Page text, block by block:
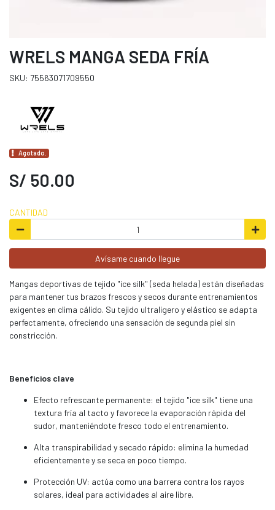
WRELS MANGA SEDA FRÍA
SKU: 75563071709550
Agotado.
S/ 50.00
CANTIDAD
Avísame cuando llegue
Mangas deportivas de tejido "ice silk" (seda helada) están diseñadas
para mantener tus brazos frescos y secos durante entrenamientos
exigentes en clima cálido. Su tejido ultraligero y elástico se adapta
perfectamente, ofreciendo una sensación de segunda piel sin
constricción.
Beneficios clave
Efecto refrescante permanente: el tejido "ice silk" tiene una
textura fría al tacto y favorece la evaporación rápida del
sudor, manteniéndote fresco todo el entrenamiento.
Alta transpirabilidad y secado rápido: elimina la humedad
eficientemente y se seca en poco tiempo.
Protección UV: actúa como una barrera contra los rayos
solares, ideal para actividades al aire libre.